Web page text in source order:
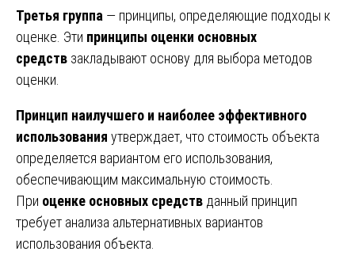
Третья группа — принципы, определяющие подходы к
оценке. Эти принципы оценки основных
средств закладывают основу для выбора методов
оценки.
Принцип наилучшего и наиболее эффективного
использования утверждает, что стоимость объекта
определяется вариантом его использования,
обеспечивающим максимальную стоимость.
При оценке основных средств данный принцип
требует анализа альтернативных вариантов
использования объекта.